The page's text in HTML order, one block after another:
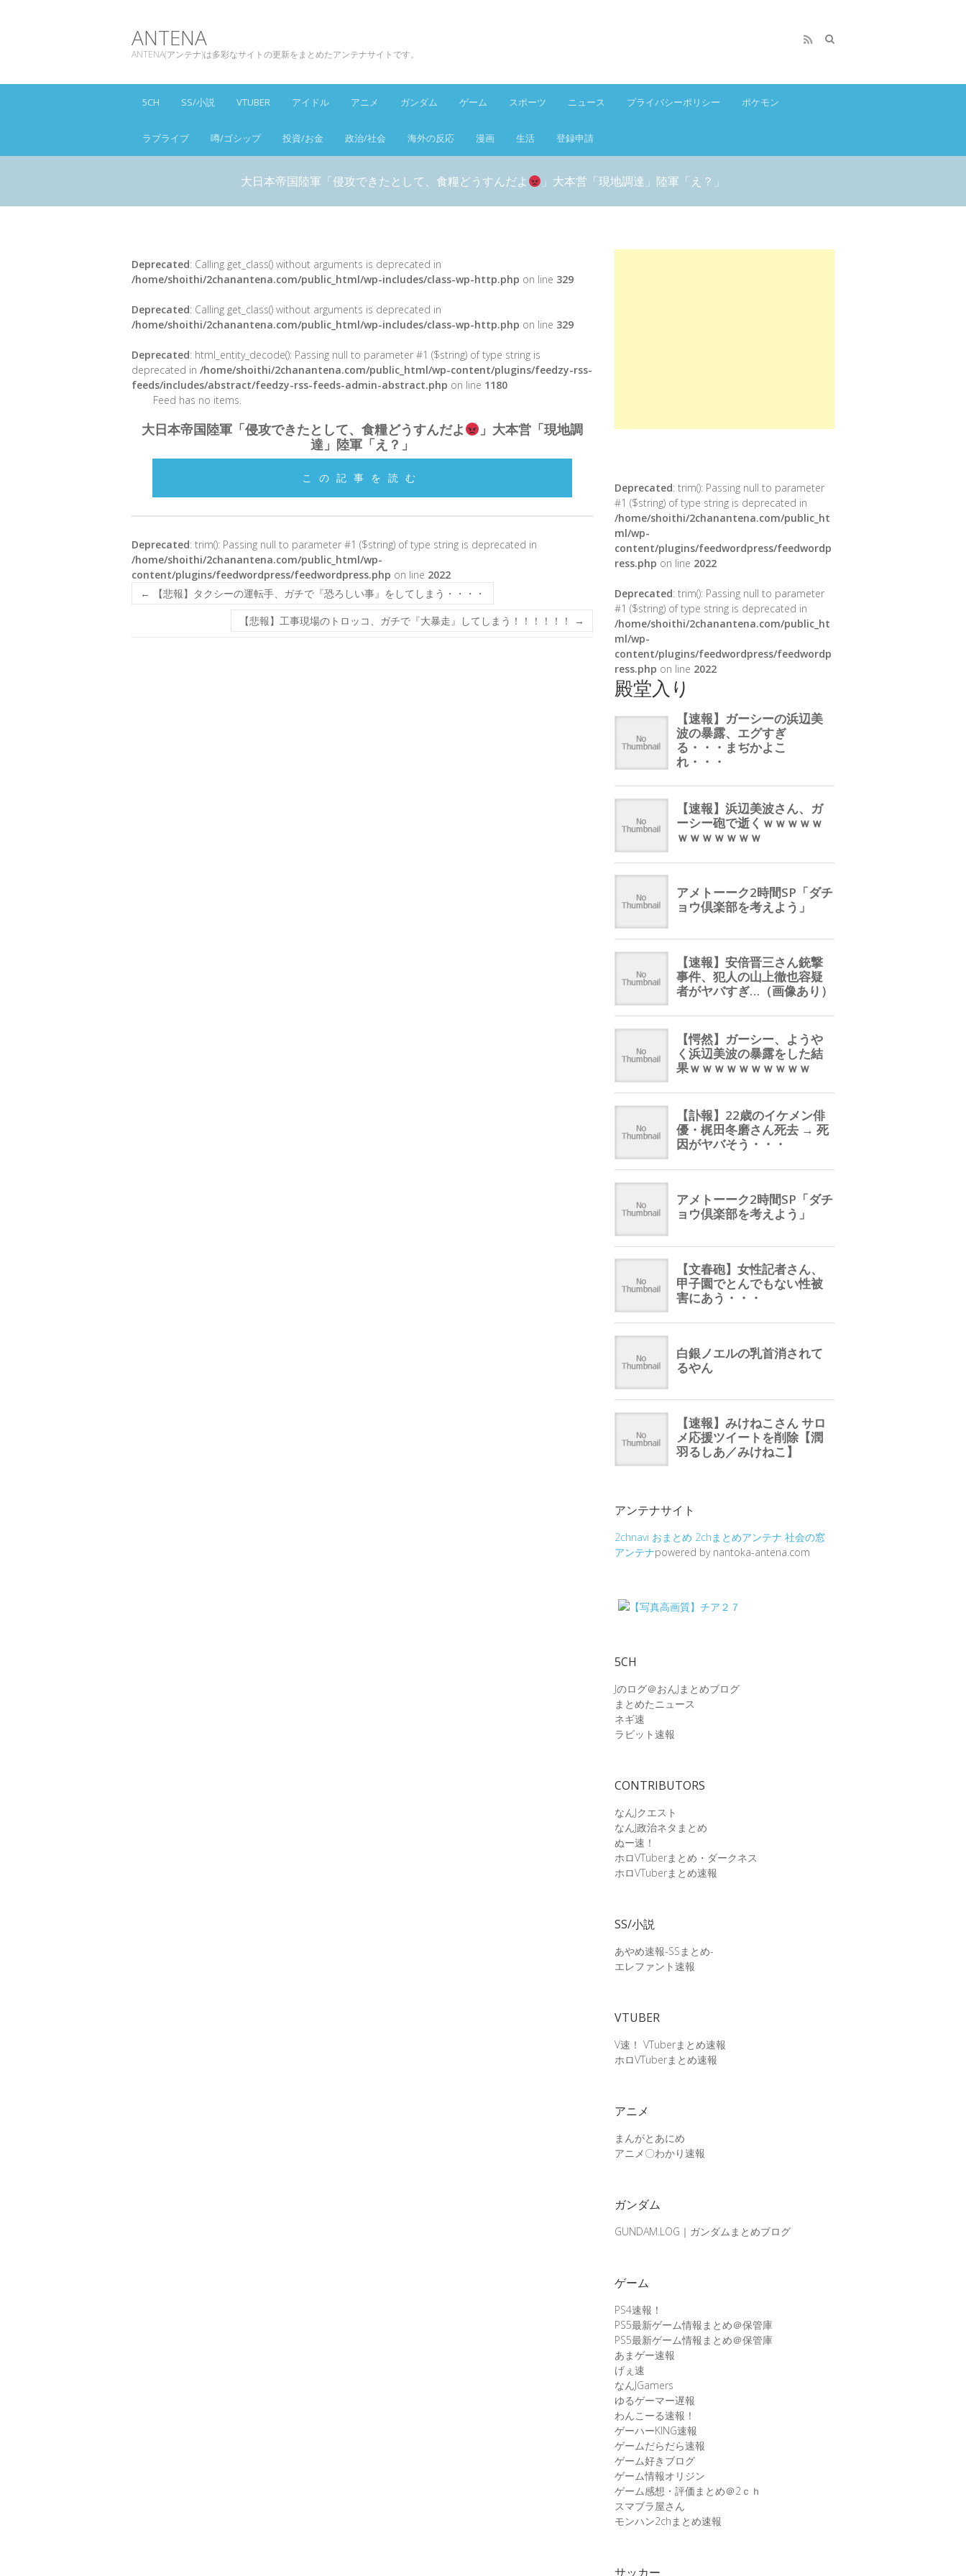
ANTENA
ANTENA(アンテナ)は多彩なサイトの更新をまとめたアンテナサイトです。
5CH SS/小説 VTUBER アイドル アニメ ガンダム ゲーム スポーツ ニュース プライバシーポリシー ポケモン
ラブライブ 噂/ゴシップ 投資/お金 政治/社会 海外の反応 漫画 生活 登録申請
大日本帝国陸軍「侵攻できたとして、食糧どうすんだよ 」大本営「現地調達」陸軍「え？」
Deprecated: Calling get_class() without arguments is deprecated in
/home/shoithi/2chanantena.com/public_html/wp-includes/class-wp-http.php on line 329
Deprecated: Calling get_class() without arguments is deprecated in
/home/shoithi/2chanantena.com/public_html/wp-includes/class-wp-http.php on line 329
Deprecated: html_entity_decode(): Passing null to parameter #1 ($string) of type string is
deprecated in /home/shoithi/2chanantena.com/public_html/wp-content/plugins/feedzy-rss-
feeds/includes/abstract/feedzy-rss-feeds-admin-abstract.php on line 1180
Feed has no items.
大日本帝国陸軍「侵攻できたとして、食糧どうすんだよ
」大本営「現地調
達」陸軍「え？」
この記事を読む
Deprecated: trim(): Passing null to parameter #1 ($string) of type string is deprecated in
/home/shoithi/2chanantena.com/public_html/wp-
content/plugins/feedwordpress/feedwordpress.php on line 2022
←
【悲報】タクシーの運転手、ガチで『恐ろしい事』をしてしまう・・・・
【悲報】工事現場のトロッコ、ガチで『大暴走』してしまう！！！！！！
→
Deprecated: trim(): Passing null to parameter
#1 ($string) of type string is deprecated in
/home/shoithi/2chanantena.com/public_ht
ml/wp-
content/plugins/feedwordpress/feedwordp
ress.php on line 2022
Deprecated: trim(): Passing null to parameter
#1 ($string) of type string is deprecated in
/home/shoithi/2chanantena.com/public_ht
ml/wp-
content/plugins/feedwordpress/feedwordp
ress.php on line 2022
殿堂入り
アンテナサイト
2chnavi おまとめ 2chまとめアンテナ 社会の窓
アンテナpowered by nantoka-antena.com
5CH
Jのログ＠おんJまとめブログ
まとめたニュース
ネギ速
ラビット速報
CONTRIBUTORS
なんJクエスト
なんJ政治ネタまとめ
ぬー速！
ホロVTuberまとめ・ダークネス
ホロVTuberまとめ速報
SS/小説
あやめ速報-SSまとめ-
エレファント速報
VTUBER
V速！ VTuberまとめ速報
ホロVTuberまとめ速報
アニメ
まんがとあにめ
アニメ〇わかり速報
ガンダム
GUNDAM.LOG｜ガンダムまとめブログ
ゲーム
PS4速報！
PS5最新ゲーム情報まとめ＠保管庫
PS5最新ゲーム情報まとめ＠保管庫
あまゲー速報
げぇ速
なんJGamers
ゆるゲーマー遅報
わんこーる速報！
ゲーハーKING速報
ゲームだらだら速報
ゲーム好きブログ
ゲーム情報オリジン
ゲーム感想・評価まとめ＠2ｃｈ
スマブラ屋さん
モンハン2chまとめ速報
サッカー